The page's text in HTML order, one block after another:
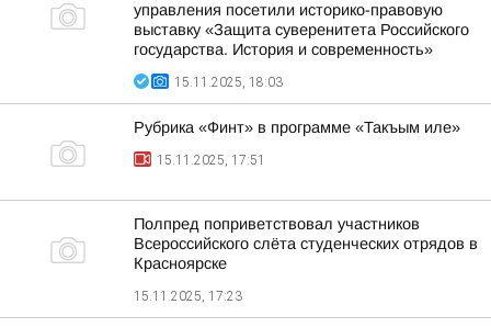
управления посетили историко-правовую
выставку «Защита суверенитета Российского
государства. История и современность»
15.11.2025, 18:03
Рубрика «Финт» в программе «Такъым иле»
15.11.2025, 17:51
Полпред поприветствовал участников
Всероссийского слёта студенческих отрядов в
Красноярске
15.11.2025, 17:23